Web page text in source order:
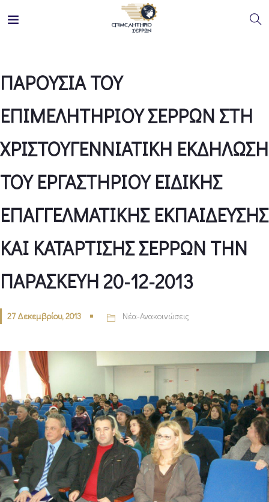
ΠΑΡΟΥΣΙΑ ΤΟΥ
ΕΠΙΜΕΛΗΤΗΡΙΟΥ ΣΕΡΡΩΝ ΣΤΗ
ΧΡΙΣΤΟΥΓΕΝΝΙΑΤΙΚΗ ΕΚΔΗΛΩΣΗ
ΤΟΥ ΕΡΓΑΣΤΗΡΙΟΥ ΕΙΔΙΚΗΣ
ΕΠΑΓΓΕΛΜΑΤΙΚΗΣ ΕΚΠΑΙΔΕΥΣΗΣ
ΚΑΙ ΚΑΤΑΡΤΙΣΗΣ ΣΕΡΡΩΝ ΤΗΝ
ΠΑΡΑΣΚΕΥΗ 20-12-2013
27 Δεκεμβρίου, 2013 Νέα-Ανακοινώσεις